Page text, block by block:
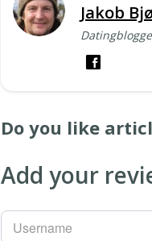
Jakob
Do you like
Add your
Username